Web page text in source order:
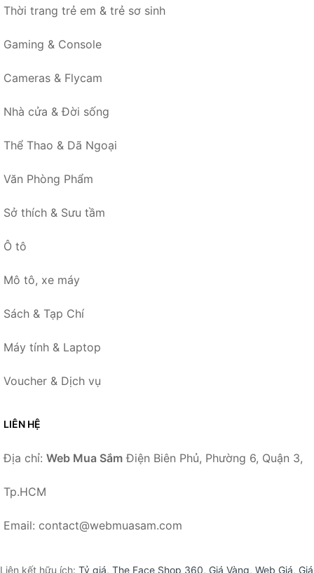
Thời trang trẻ em & trẻ sơ sinh
Gaming & Console
Cameras & Flycam
Nhà cửa & Đời sống
Thể Thao & Dã Ngoại
Văn Phòng Phẩm
Sở thích & Sưu tầm
Ô tô
Mô tô, xe máy
Sách & Tạp Chí
Máy tính & Laptop
Voucher & Dịch vụ
LIÊN HỆ
Địa chỉ: Web Mua Sắm Điện Biên Phủ, Phường 6, Quận 3,
Tp.HCM
Email: contact@webmuasam.com
Liên kết hữu ích: Tỷ giá, The Face Shop 360, Giá Vàng, Web Giá, Giá